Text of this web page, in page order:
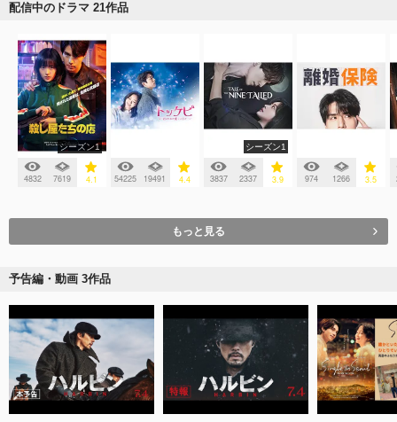
配信中のドラマ 21作品
シーズン1
4832 7619 4.1 54225 19491 4.4
シーズン1
3837 2337 3.9 974 1266 3.5
もっと見る
予告編・動画 3作品